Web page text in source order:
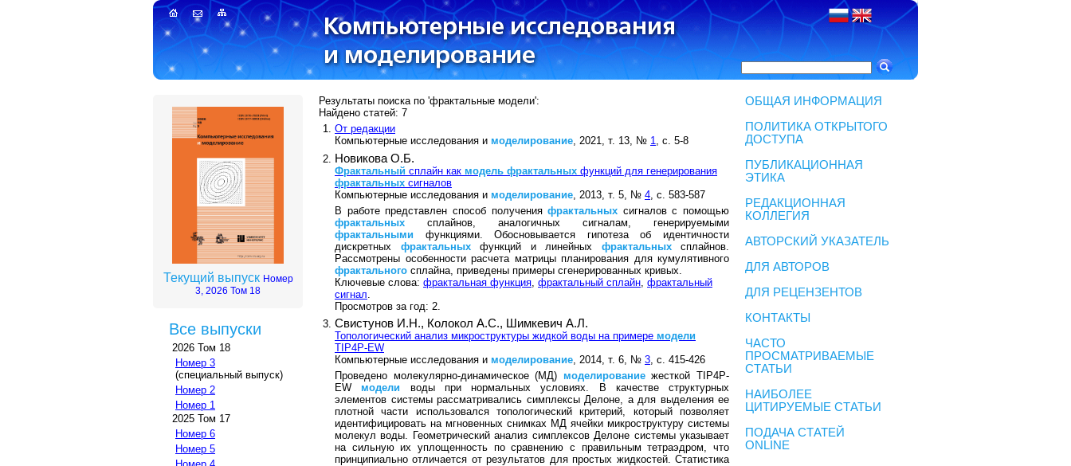
Текущий выпуск Номер
3, 2026 Том 18
Все выпуски
2026 Том 18
Номер 3
(специальный выпуск)
Номер 2
Номер 1
2025 Том 17
Номер 6
Номер 5
Результаты поиска по 'фрактальные модели':
Найдено статей: 7
От редакции
Компьютерные исследования и моделирование, 2021, т. 13, № 1, с. 5-8
Новикова О.Б.
Фрактальный сплайн как модель фрактальных функций для генерирования
фрактальных сигналов
Компьютерные исследования и моделирование , 2013, т. 5, № 4 , с. 583-587
В работе представлен способ полученияфрактальных сигналов с помощью
фрактальных сплайнов, аналогичных сигналам, генерируемыми
фрактальными функциями. Обосновывается гипотеза об идентичности
дискретных фрактальныхфункций и линейных фрактальныхсплайнов.
Рассмотрены особенности расчета матрицы планирования для кумулятивного
фрактального сплайна, приведены примеры сгенерированных кривых.
Ключевые слова: фрактальная функция фрактальный сплайн фрактальный
сигнал
Просмотров за год: 2.
Свистунов И.Н., Колокол А.С., Шимкевич А.Л.
Топологический анализ микроструктуры жидкой воды на примере модели
TIP4P-EW
Компьютерные исследования и моделирование, 2014, т. 6, № 3, с. 415-426
Проведено молекулярно-динамическое (МД) моделированиежесткой TIP4P-
EW модели воды при нормальных условиях. В качестве структурных
элементов системы рассматривались симплексы Делоне, а для выделения ее
плотной части использовался топологический критерий, который позволяет
идентифицировать на мгновенных снимках МД ячейки микроструктуру системы
молекул воды. Геометрический анализ симплексов Делоне системы указывает
на сильную их уплощенность по сравнению с правильным тетраэдром, что
принципиально отличается от результатов для простых жидкостей. Статистика
ОБЩАЯ ИНФОРМАЦИЯ
ПОЛИТИКА ОТКРЫТОГО
ДОСТУПА
ПУБЛИКАЦИОННАЯ
ЭТИКА
РЕДАКЦИОННАЯ
КОЛЛЕГИЯ
АВТОРСКИЙ УКАЗАТЕЛЬ
ДЛЯ АВТОРОВ
ДЛЯ РЕЦЕНЗЕНТОВ
КОНТАКТЫ
ЧАСТО
ПРОСМАТРИВАЕМЫЕ
СТАТЬИ
НАИБОЛЕЕ
ЦИТИРУЕМЫЕ СТАТЬИ
ПОДАЧА СТАТЕЙ
ONLINE